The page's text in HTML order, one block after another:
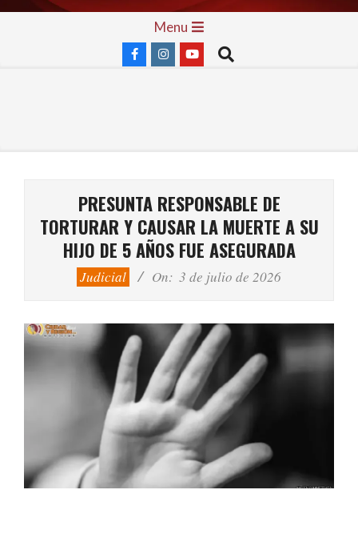
Skip
Menu
Search
PRESUNTA RESPONSABLE DE
TORTURAR Y CAUSAR LA MUERTE A SU
HIJO DE 5 AÑOS FUE ASEGURADA
Judicial On: 3 de julio de 2026